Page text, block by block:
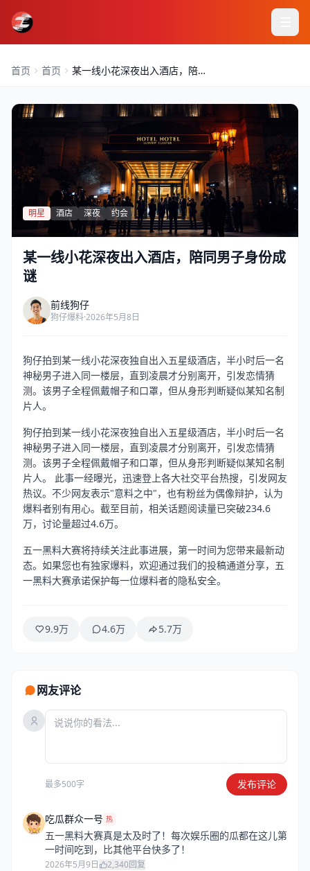
首页 首页
某一线小花深夜出入酒店，陪同
明星 酒店 深夜 约会
某一线小花深夜出入酒店，陪同男子身份成
谜
前线狗仔
狗仔爆料·2026年5月8日
狗仔拍到某一线小花深夜独自出入五星级酒店，半小时后一名
神秘男子进入同一楼层，直到凌晨才分别离开，引发恋情猜
测。该男子全程佩戴帽子和口罩，但从身形判断疑似某知名制
片人。
狗仔拍到某一线小花深夜独自出入五星级酒店，半小时后一名
神秘男子进入同一楼层，直到凌晨才分别离开，引发恋情猜
测。该男子全程佩戴帽子和口罩，但从身形判断疑似某知名制
片人。 此事一经曝光，迅速登上各大社交平台热搜，引发网友
热议。不少网友表示"意料之中"，也有粉丝为偶像辩护，认为
爆料者别有用心。截至目前，相关话题阅读量已突破234.6
万，讨论量超过4.6万。
五一黑料大赛将持续关注此事进展，第一时间为您带来最新动
态。如果您也有独家爆料，欢迎通过我们的投稿通道分享，五
一黑料大赛承诺保护每一位爆料者的隐私安全。
9.9万 4.6万 5.7万
网友评论
最多500字 发布评论
吃瓜群众一号 热
五一黑料大赛真是太及时了！每次娱乐圈的瓜都在这儿第
一时间吃到，比其他平台快多了！
2026年5月9日 2,340回复